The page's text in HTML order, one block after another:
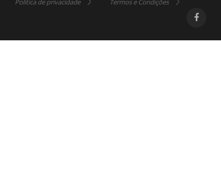
Politica de privacidade
Termos e Condições